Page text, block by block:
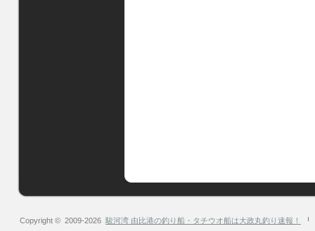
Copyright © 2009-2026 駿河湾 由比港の釣り船・タチウオ船は大政丸釣り速報！